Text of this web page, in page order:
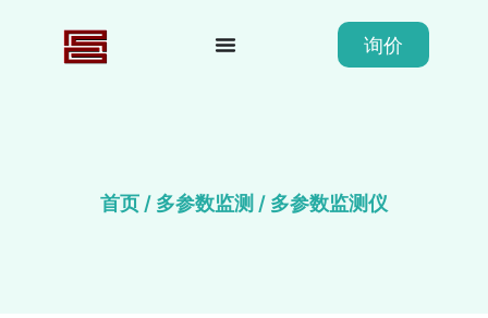
询价
首页 / 多参数监测 / 多参数监测仪